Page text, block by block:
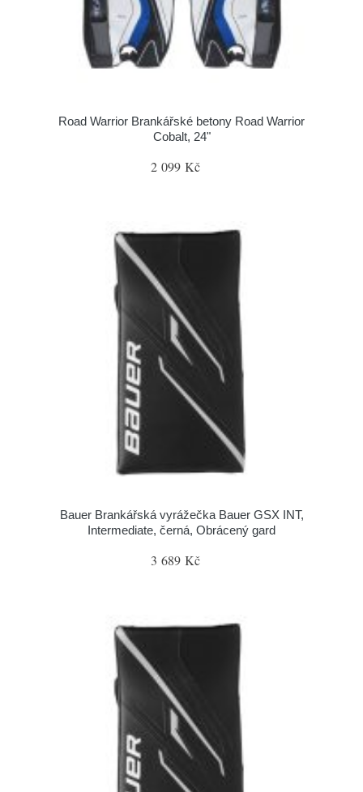
Road Warrior Brankářské betony Road Warrior
Cobalt, 24"
2 099 Kč
Bauer Brankářská vyrážečka Bauer GSX INT,
Intermediate, černá, Obrácený gard
3 689 Kč